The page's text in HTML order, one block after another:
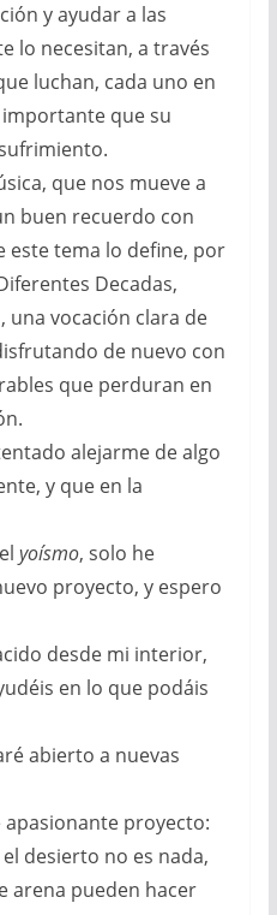
y ayudar a las
lo necesitan, a través
luchan, cada uno en
que su
que nos mueve a
buen recuerdo con
este tema lo define, por
Decadas,
una vocación clara de
de nuevo con
que perduran en
alejarme de algo
y que en la
yoísmo, solo he
proyecto, y espero
desde mi interior,
en lo que podáis
abierto a nuevas
proyecto:
desierto no es nada,
arena pueden hacer